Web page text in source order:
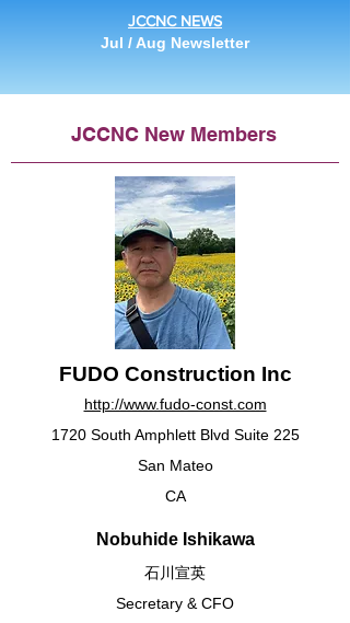
JCCNC NEWS
Jul / Aug Newsletter
JCCNC New Members
FUDO Construction Inc
http://www.fudo-const.com
1720 South Amphlett Blvd Suite 225
San Mateo
CA
Nobuhide Ishikawa
石川宣英
Secretary & CFO